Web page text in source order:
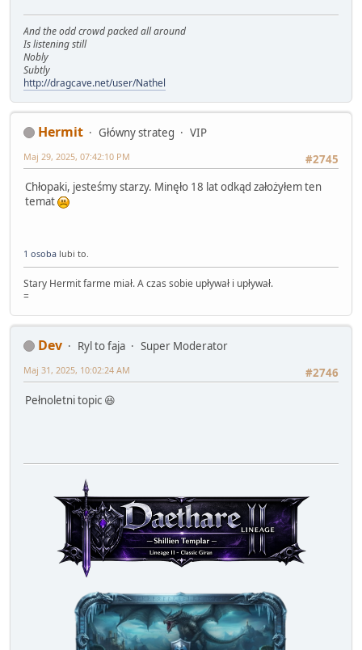
And the odd crowd packed all around
Is listening still
Nobly
Subtly
http://dragcave.net/user/Nathel
Hermit Główny strateg
VIP
#2745
Maj 29, 2025, 07:42:10 PM
Chłopaki, jesteśmy starzy. Minęło 18 lat odkąd założyłem ten
temat
1 osoba lubi to.
Stary Hermit farme miał. A czas sobie upływał i upływał.
=
Dev Ryl to faja
Super Moderator
#2746
Maj 31, 2025, 10:02:24 AM
Pełnoletni topic 😆